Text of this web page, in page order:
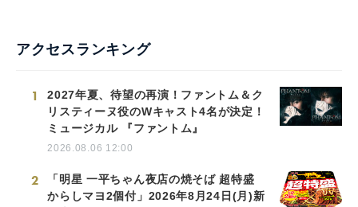
アクセスランキング
1
2027年夏、待望の再演！ファントム＆ク
リスティーヌ役のWキャスト4名が決定！
ミュージカル 『ファントム』
2026.08.06 12:00
2
「明星 一平ちゃん夜店の焼そば 超特盛
からしマヨ2個付」2026年8月24日(月)新